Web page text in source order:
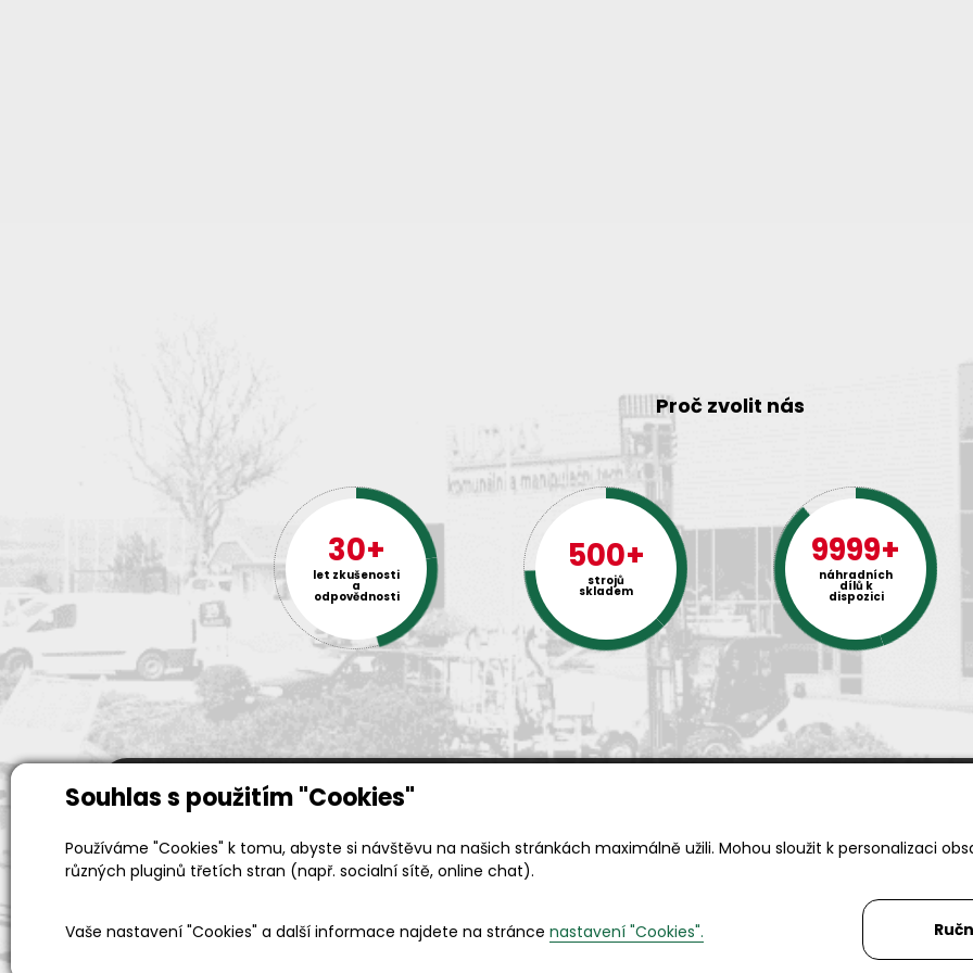
Souhlas s použitím "Cookies"
Používáme "Cookies" k tomu, abyste si návštěvu na našich stránkách maximálně užili. Mohou sloužit k personalizaci
různých pluginů třetích stran (např. socialní sítě, online chat).
Vaše nastavení "Cookies" a další informace najdete na stránce nastavení "Cookies".
Proč zvolit nás
30+
let zkušenosti
a
odpovědnosti
500+
strojů
skladem
9999+
náhradních
dílů k
dispozici
Po-Pá 06:00 - 15:00h Telefon:+420 494 590 100